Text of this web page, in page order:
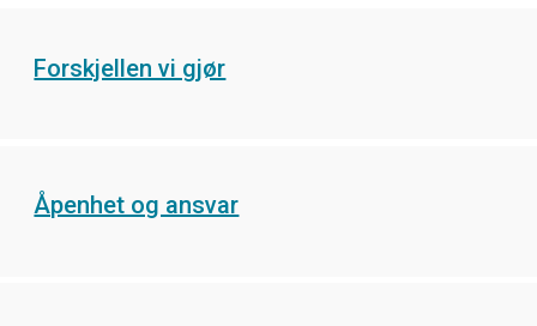
Forskjellen vi gjør
Åpenhet og ansvar